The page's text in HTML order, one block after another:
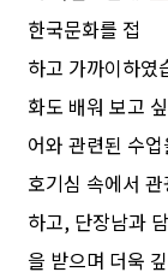
한국문화를 접
하고 가까이하였
화도 배워 보고
어와 관련된 수
호기심 속에서
하고, 단장남과
을 받으며 더욱